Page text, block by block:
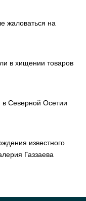
жаловаться на
в хищении товаров
Северной Осетии
известного
Газзаева